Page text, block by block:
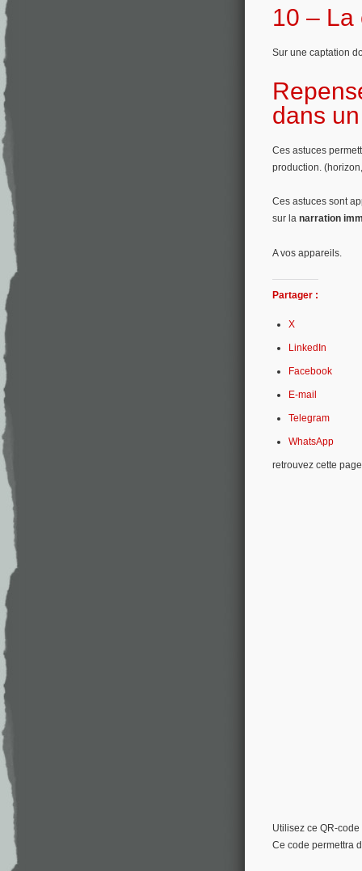
10 –
Sur une captation
dans
Ces astuces
production.
Ces astuces sont
sur la narration
A vos appareils.
Partager :
X
LinkedIn
Facebook
E-mail
Telegram
WhatsApp
retrouvez cette
Utilisez ce QR-
Ce code permettra